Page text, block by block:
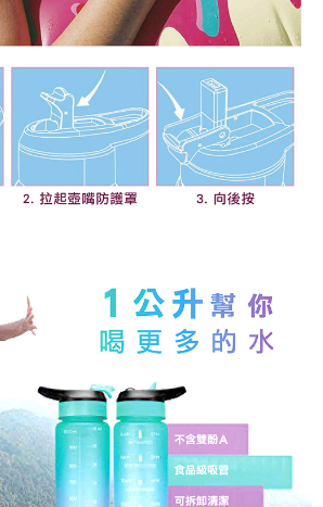
有權停止該用戶之使用額度並採取法律行動。